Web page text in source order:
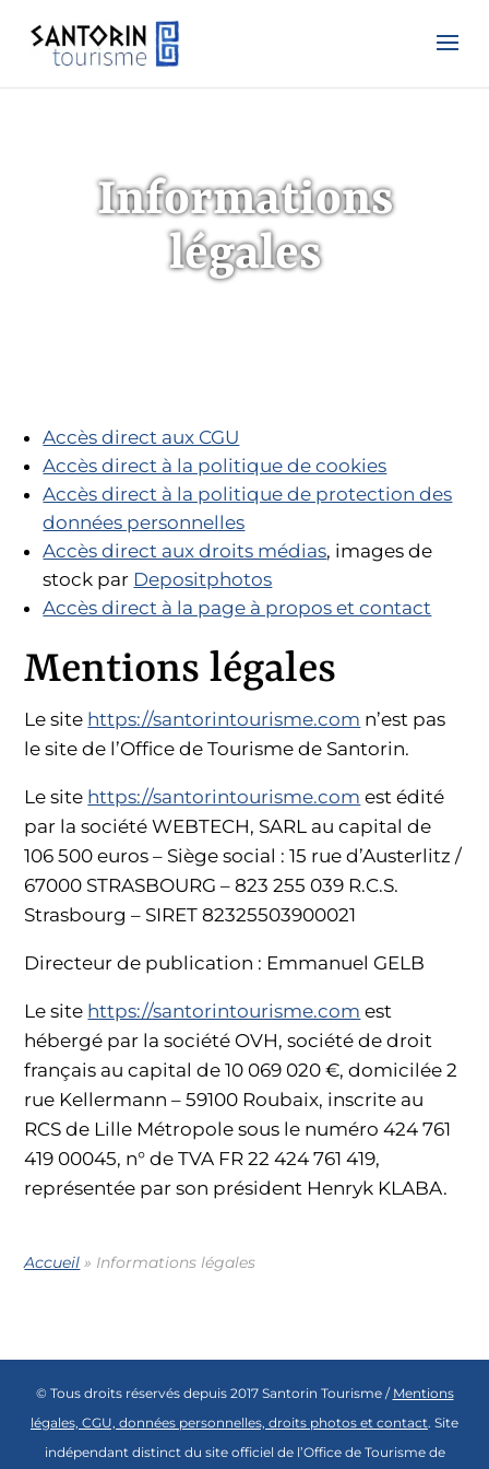
Informations
légales
Accès direct aux CGU
Accès direct à la politique de cookies
Accès direct à la politique de protection des
données personnelles
Accès direct aux droits médias, images de
stock par Depositphotos
Accès direct à la page à propos et contact
Mentions légales
Le site https://santorintourisme.com n’est pas
le site de l’Office de Tourisme de Santorin.
Le site https://santorintourisme.com est édité
par la société WEBTECH, SARL au capital de
106 500 euros – Siège social : 15 rue d’Austerlitz /
67000 STRASBOURG – 823 255 039 R.C.S.
Strasbourg – SIRET 82325503900021
Directeur de publication : Emmanuel GELB
Le site https://santorintourisme.com est
hébergé par la société OVH, société de droit
français au capital de 10 069 020 €, domicilée 2
rue Kellermann – 59100 Roubaix, inscrite au
RCS de Lille Métropole sous le numéro 424 761
419 00045, n° de TVA FR 22 424 761 419,
représentée par son président Henryk KLABA.
Accueil » Informations légales
© Tous droits réservés depuis 2017 Santorin Tourisme / Mentions
légales, CGU, données personnelles, droits photos et contact. Site
indépendant distinct du site officiel de l’Office de Tourisme de